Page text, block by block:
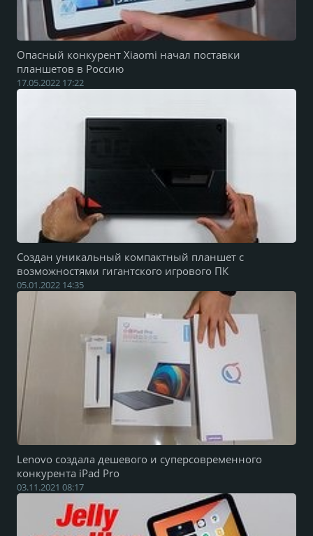
Опасный конкурент Xiaomi начал поставки
планшетов в Россию
17.05.2022 17:22
Создан уникальный компактный планшет с
возможностями гигантского игрового ПК
05.01.2022 14:35
Lenovo создала дешевого и суперсовременного
конкурента iPad Pro
03.11.2021 08:17